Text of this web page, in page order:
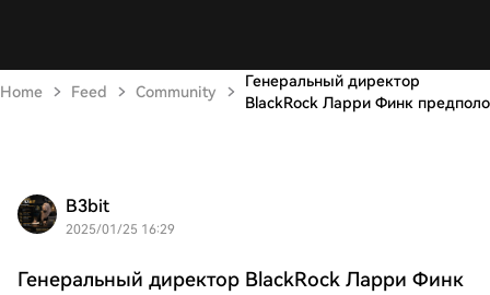
Home Feed Community
Генеральный директор
BlackRock Ларри Финк предполо
B3bit
2025/01/25 16:29
Генеральный директор BlackRock Ларри Финк